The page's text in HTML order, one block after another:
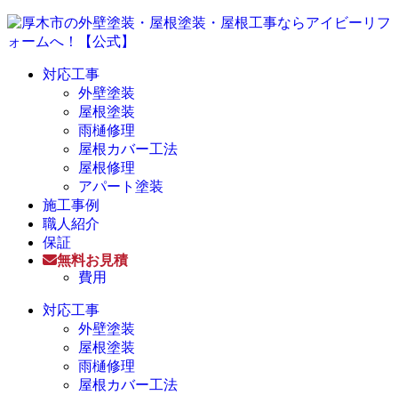
対応工事
外壁塗装
屋根塗装
雨樋修理
屋根カバー工法
屋根修理
アパート塗装
施工事例
職人紹介
保証
無料お見積
費用
対応工事
外壁塗装
屋根塗装
雨樋修理
屋根カバー工法